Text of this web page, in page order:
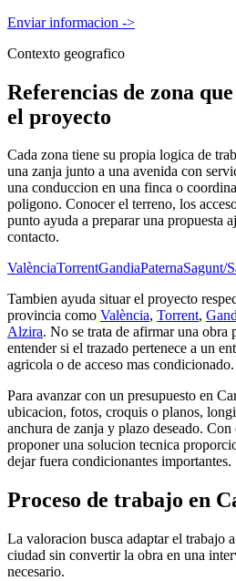
Enviar informacion ->
Contexto geografico
Referencias de zona
el proyecto
Cada zona tiene su propia logica de
una zanja junto a una avenida con
una conduccion en una finca o
poligono. Conocer el terreno, los
punto ayuda a preparar una propuesta
contacto.
ValènciaTorrentGandiaPaternaSagunt/
Tambien ayuda situar el proyecto
provincia como València, Torrent,
Alzira. No se trata de afirmar una obra
entender si el trazado pertenece a un
agricola o de acceso mas condicionado.
Para avanzar con un presupuesto en
ubicacion, fotos, croquis o planos,
anchura de zanja y plazo deseado.
proponer una solucion tecnica
dejar fuera condicionantes importantes.
Proceso de trabajo en
La valoracion busca adaptar el trabajo
ciudad sin convertir la obra en una
necesario.